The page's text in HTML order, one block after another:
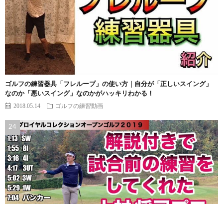
ゴルフの練習器具「フレループ」の使い方｜自分が「正しいスイング」
なのか「悪いスイング」なのかがハッキリわかる！
2018.05.14 ゴルフの練習動画